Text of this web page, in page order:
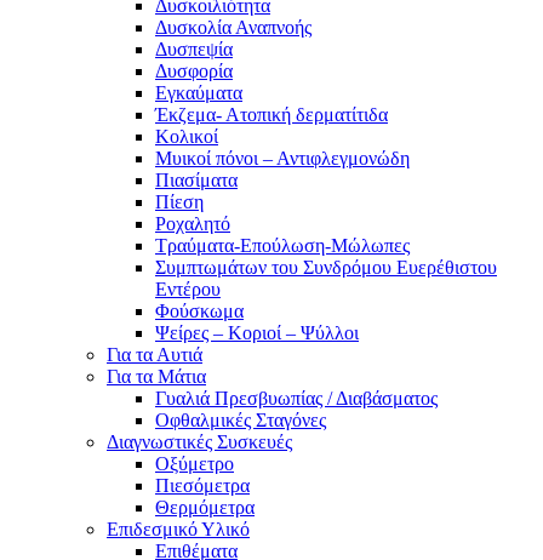
Δυσκοιλιότητα
Δυσκολία Αναπνοής
Δυσπεψία
Δυσφορία
Εγκαύματα
Έκζεμα- Ατοπική δερματίτιδα
Κολικοί
Μυικοί πόνοι – Αντιφλεγμονώδη
Πιασίματα
Πίεση
Ροχαλητό
Τραύματα-Επούλωση-Μώλωπες
Συμπτωμάτων του Συνδρόμου Ευερέθιστου
Εντέρου
Φούσκωμα
Ψείρες – Κοριοί – Ψύλλοι
Για τα Αυτιά
Για τα Μάτια
Γυαλιά Πρεσβυωπίας / Διαβάσματος
Οφθαλμικές Σταγόνες
Διαγνωστικές Συσκευές
Οξύμετρο
Πιεσόμετρα
Θερμόμετρα
Επιδεσμικό Υλικό
Επιθέματα